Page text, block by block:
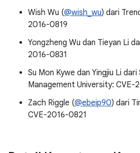
Wish Wu (@wish_wu) dari
2016-0819
Yongzheng Wu dan Tieyan Li
2016-0831
Su Mon Kywe dan Yingjiu Li
Management University: CVE-
Zach Riggle (@ebeip90) dari
CVE-2016-0821